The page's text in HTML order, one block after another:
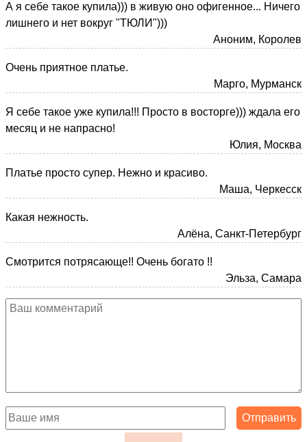
А я себе такое купила))) в живую оно офигенное... Ничего
лишнего и нет вокруг "ТЮЛИ")))
Аноним, Королев
Очень приятное платье.
Марго, Мурманск
Я себе такое уже купила!!! Просто в восторге))) ждала его
месяц и не напрасно!
Юлия, Москва
Платье просто супер. Нежно и красиво.
Маша, Черкесск
Какая нежность.
Алёна, Санкт-Петербург
Смотрится потрясающе!! Очень богато !!
Эльза, Самара